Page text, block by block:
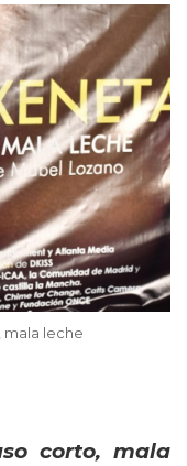
mala leche
corto, mala